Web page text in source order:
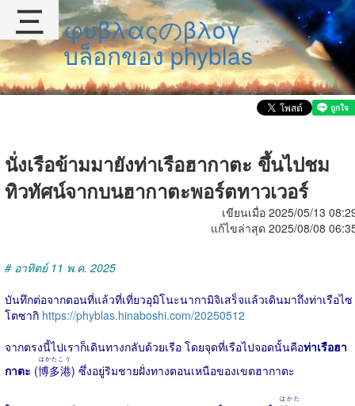
φυβλαςのβλογ
บล็อกของ phyblas
นั่งเรือข้ามมายังท่าเรือฮากาตะ ขึ้นไปชม
ทิวทัศน์จากบนฮากาตะพอร์ตทาวเวอร์
เขียนเมื่อ 2025/05/13
แก้ไขล่าสุด 2025/08/08
# อาทิตย์ 11 พ.ค. 2025
บันทึกต่อจากตอนที่แล้วที่เที่ยวอุมิโนะนากามิจิเสร็จแล้วเดินมาถึงท่าเรือไซ
โตซากิ https://phyblas.hinaboshi.com/20250512
จากตรงนี้ไปเราก็เดินทางกลับด้วยเรือ โดยจุดที่เรือไปจอดนั้นคือท่าเรือฮา
กาตะ (博多港
はかたこう
) ซึ่งอยู่ริมชายฝั่งทางตอนเหนือของเขตฮากาตะ
はかた
三